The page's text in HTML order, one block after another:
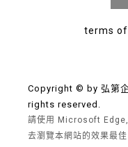
Copyright © by 弘第
rights reserved.
請使用 Microsoft
去瀏覽本網站的效果最佳
terms of